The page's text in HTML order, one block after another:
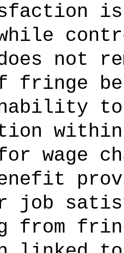
not
fringe
wage
job
from